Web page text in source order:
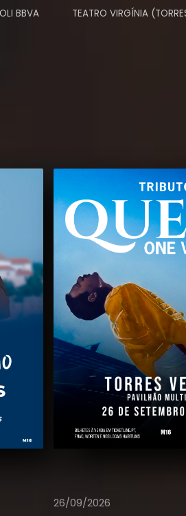
BBVA TEATRO VIRGÍNIA
26/09/2026